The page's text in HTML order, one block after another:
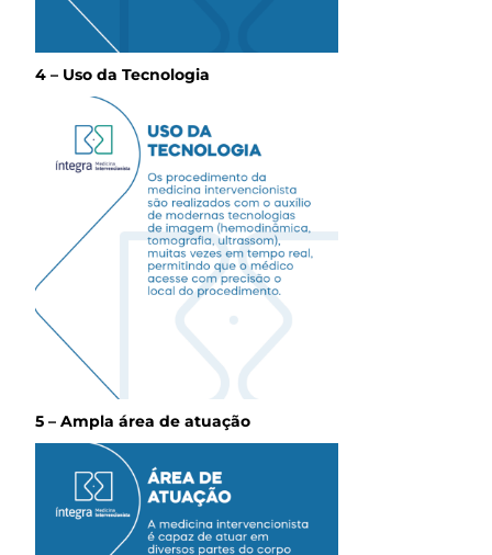
4 – Uso da Tecnologia
5 – Ampla área de atuação